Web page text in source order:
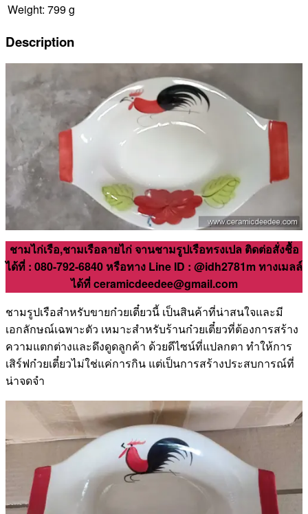
Weight: 799 g
Description
ชามไก่เรือ,ชามเรือลายไก่ จานชามรูปเรือทรงเปล ติดต่อสั่งชื้อ
ได้ที่ : 080-792-6840 หรือทาง Line ID : @idh2781m ทางเมลล์
ได้ที่ ceramicdeedee@gmail.com
ชามรูปเรือสำหรับขายก๋วยเตี๋ยวนี้ เป็นสินค้าที่น่าสนใจและมี
เอกลักษณ์เฉพาะตัว เหมาะสำหรับร้านก๋วยเตี๋ยวที่ต้องการสร้าง
ความแตกต่างและดึงดูดลูกค้า ด้วยดีไซน์ที่แปลกตา ทำให้การ
เสิร์ฟก๋วยเตี๋ยวไม่ใช่แค่การกิน แต่เป็นการสร้างประสบการณ์ที่
น่าจดจำ